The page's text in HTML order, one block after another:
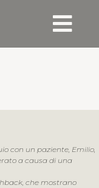
con un paziente, Emilio,
a causa di una
che mostrano